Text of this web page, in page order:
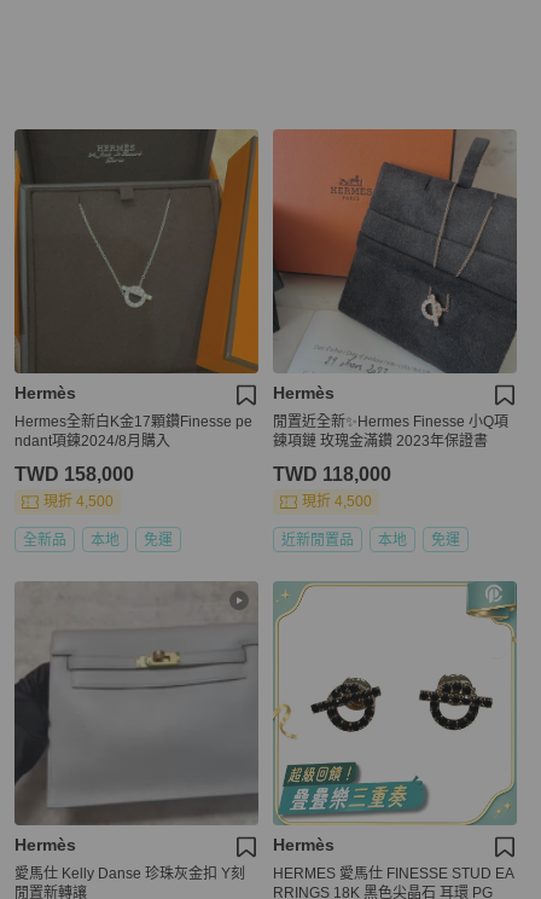
Hermès
Hermes全新白K金17顆鑽Finesse pe
ndant項鍊2024/8月購入
TWD 158,000
現折 4,500
全新品 本地 免運
Hermès
閒置近全新✨Hermes Finesse 小Q項
鍊項鏈 玫瑰金滿鑽 2023年保證書
TWD 118,000
現折 4,500
近新閒置品 本地 免運
Hermès
愛馬仕 Kelly Danse 珍珠灰金扣 Y刻
閒置新轉讓
Hermès
HERMES 愛馬仕 FINESSE STUD EA
RRINGS 18K 黑色尖晶石 耳環 PG